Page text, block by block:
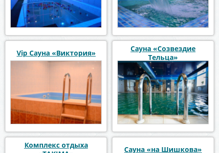
Vip Сауна «Виктория»
Сауна «Созвездие
Тельца»
Комплекс отдыха
Сауна «на Шишкова»